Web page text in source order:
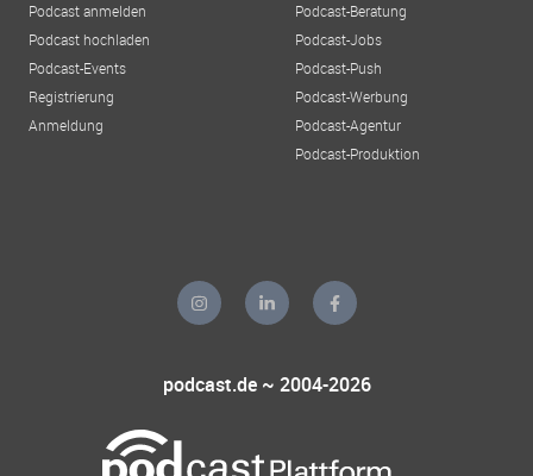
Podcast anmelden
Podcast hochladen
Podcast-Events
Registrierung
Anmeldung
Podcast-Beratung
Podcast-Jobs
Podcast-Push
Podcast-Werbung
Podcast-Agentur
Podcast-Produktion
podcast.de ~ 2004-2026